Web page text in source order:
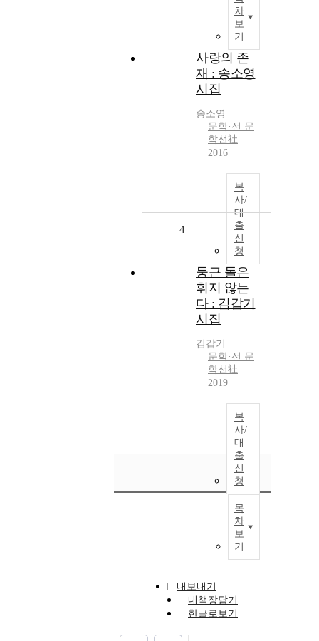
차
보
기
사랑의 존
재 : 송소영
시집
송소영
문학·선 문
학선社
2016
복
사/
대
출
신
청
4
둥근 돌은
휘지 않는
다 : 김갑기
시집
김갑기
문학·선 문
학선社
2019
복
사/
대
출
신
청
목
차
보
기
내보내기
내책장담기
한글로보기